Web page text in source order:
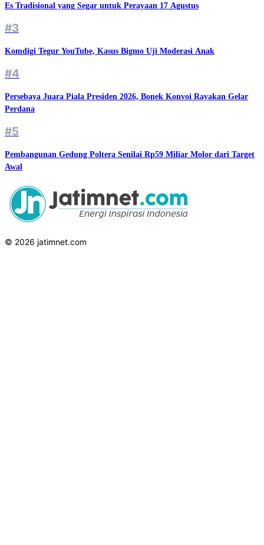
Es Tradisional yang Segar untuk Perayaan 17 Agustus
#3
Komdigi Tegur YouTube, Kasus Bigmo Uji Moderasi Anak
#4
Persebaya Juara Piala Presiden 2026, Bonek Konvoi Rayakan Gelar
Perdana
#5
Pembangunan Gedung Poltera Senilai Rp59 Miliar Molor dari Target
Awal
© 2026 jatimnet.com